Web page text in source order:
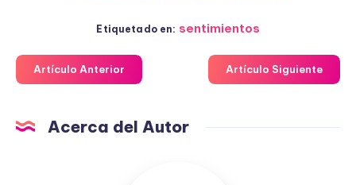
Etiquetado en: sentimientos
Artículo Anterior Artículo Siguiente
Acerca del Autor